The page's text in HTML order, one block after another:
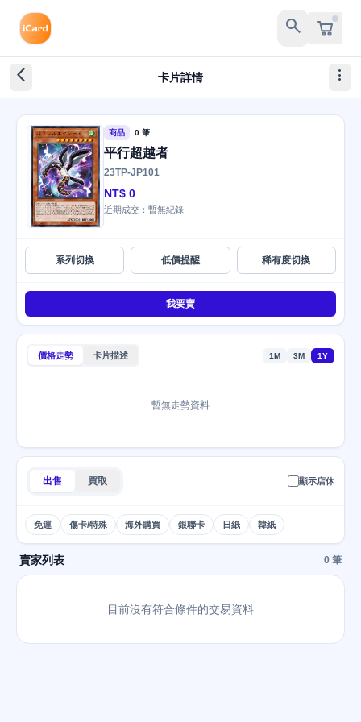
search
arrow_back_ios_new 卡片詳情 more_vert
商品 0 筆
平行超越者
23TP-JP101
NT$ 0
近期成交：暫無紀錄
系列切換 低價提醒 稀有度切換
我要賣
價格走勢 卡片描述 1M 3M 1Y
暫無走勢資料
出售 買取 顯示店休
免運 傷卡/特殊 海外購買 銀聯卡 日紙 韓紙
賣家列表 0 筆
目前沒有符合條件的交易資料